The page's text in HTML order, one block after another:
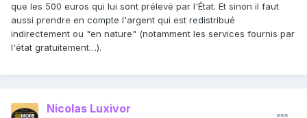
que les 500 euros qui lui sont prélevé par l'État. Et sinon il faut
aussi prendre en compte l'argent qui est redistribué
indirectement ou "en nature" (notamment les services fournis par
l'état gratuitement…).
Nicolas Luxivor